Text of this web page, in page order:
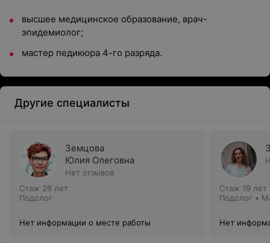
высшее медицинское образование, врач-
эпидемиолог;
мастер педикюра 4-го разряда.
Другие специалисты
Земцова
Юлия Олеговна
Нет отзывов
Стаж 26 лет
Подолог
Нет информации о месте работы
Стаж 19 лет
Подолог •
Нет